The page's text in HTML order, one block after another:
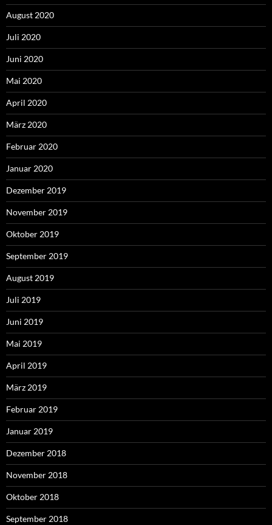
August 2020
Juli 2020
Juni 2020
Mai 2020
April 2020
März 2020
Februar 2020
Januar 2020
Dezember 2019
November 2019
Oktober 2019
September 2019
August 2019
Juli 2019
Juni 2019
Mai 2019
April 2019
März 2019
Februar 2019
Januar 2019
Dezember 2018
November 2018
Oktober 2018
September 2018